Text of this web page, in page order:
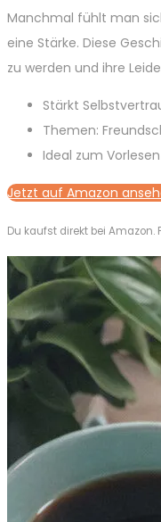
Manchmal fühlt man
eine Stärke. Diese
zu werden und ihre
Stärkt
Themen:
Ideal zum
Jetzt auf Amazon
Du kaufst direkt bei Amazon.